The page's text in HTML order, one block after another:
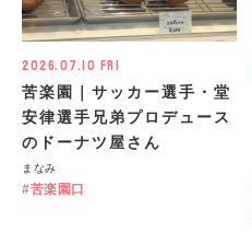
2026.07.10 Fri
苦楽園｜サッカー選手・堂
安律選手兄弟プロデュース
のドーナツ屋さん
まなみ
苦楽園口